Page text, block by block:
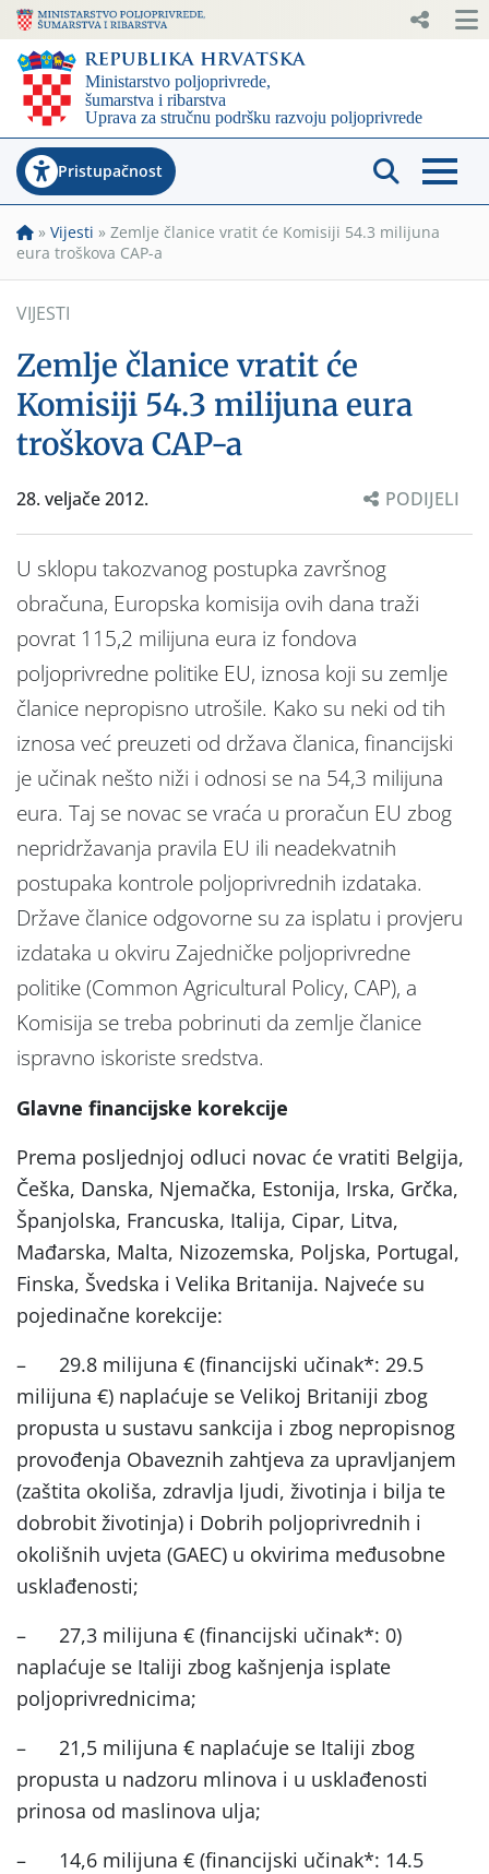
Pristupačnost
» Vijesti » Zemlje članice vratit će Komisiji 54.3 milijuna
eura troškova CAP-a
VIJESTI
Zemlje članice vratit će
Komisiji 54.3 milijuna eura
troškova CAP-a
28. veljače 2012. PODIJELI
U sklopu takozvanog postupka završnog
obračuna, Europska komisija ovih dana traži
povrat 115,2 milijuna eura iz fondova
poljoprivredne politike EU, iznosa koji su zemlje
članice nepropisno utrošile. Kako su neki od tih
iznosa već preuzeti od država članica, financijski
je učinak nešto niži i odnosi se na 54,3 milijuna
eura. Taj se novac se vraća u proračun EU zbog
nepridržavanja pravila EU ili neadekvatnih
postupaka kontrole poljoprivrednih izdataka.
Države članice odgovorne su za isplatu i provjeru
izdataka u okviru Zajedničke poljoprivredne
politike (Common Agricultural Policy, CAP), a
Komisija se treba pobrinuti da zemlje članice
ispravno iskoriste sredstva.
Glavne financijske korekcije
Prema posljednjoj odluci novac će vratiti Belgija,
Češka, Danska, Njemačka, Estonija, Irska, Grčka,
Španjolska, Francuska, Italija, Cipar, Litva,
Mađarska, Malta, Nizozemska, Poljska, Portugal,
Finska, Švedska i Velika Britanija. Najveće su
pojedinačne korekcije:
–
29.8 milijuna € (financijski učinak*: 29.5
milijuna €) naplaćuje se Velikoj Britaniji zbog
propusta u sustavu sankcija i zbog nepropisnog
provođenja Obaveznih zahtjeva za upravljanjem
(zaštita okoliša, zdravlja ljudi, životinja i bilja te
dobrobit životinja) i Dobrih poljoprivrednih i
okolišnih uvjeta (GAEC) u okvirima međusobne
usklađenosti;
–
27,3 milijuna € (financijski učinak*: 0)
naplaćuje se Italiji zbog kašnjenja isplate
poljoprivrednicima;
–
21,5 milijuna € naplaćuje se Italiji zbog
propusta u nadzoru mlinova i u usklađenosti
prinosa od maslinova ulja;
–
14,6 milijuna € (financijski učinak*: 14.5